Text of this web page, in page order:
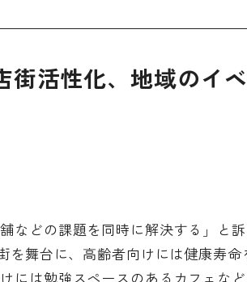
街活性化、地域のイ
などの課題を同時に解決する」と
を舞台に、高齢者向けには健康寿
には勉強スペースのあるカフェな